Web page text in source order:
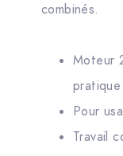
combinés.
Moteur
Pour
Travail